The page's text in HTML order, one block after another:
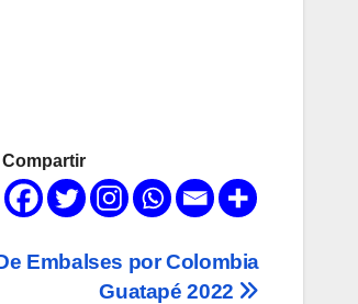
Compartir
Embalses por Colombia
Guatapé 2022